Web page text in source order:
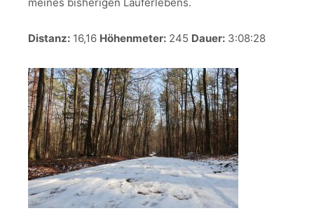
Distanz: 16,16 Höhenmeter: 245 Dauer: 3:08:28